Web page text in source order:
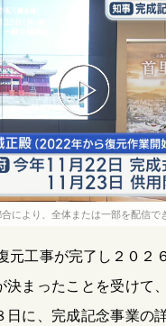
により、全体または一部を配信で
元工事が完了し２０２
決まったことを受けて
日に、完成記念事業の